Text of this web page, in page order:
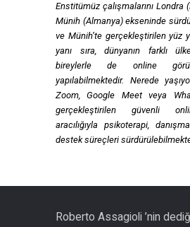
Enstitümüz çalışmalarını Londra
Münih (Almanya) ekseninde
ve Münih’te gerçekleştirilen yüz
yanı sıra, dünyanın farklı
bireylerle de online
yapılabilmektedir. Nerede
Zoom, Google Meet veya
gerçekleştirilen güvenli
aracılığıyla psikoterapi,
destek süreçleri
Roberto Assagioli ’nin